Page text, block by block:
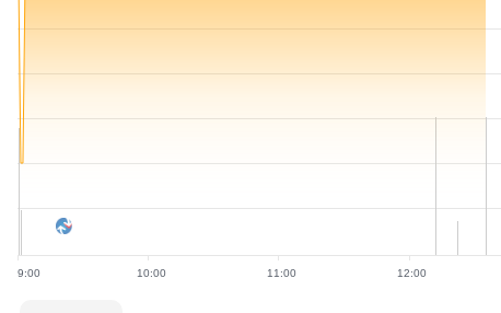
9:00 10:00 11:00 12:00
HÓA